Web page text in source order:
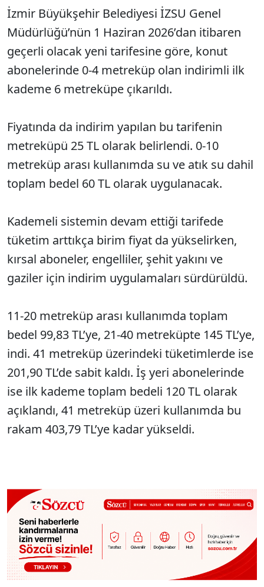
İzmir Büyükşehir Belediyesi İZSU Genel
Müdürlüğü’nün 1 Haziran 2026’dan itibaren
geçerli olacak yeni tarifesine göre, konut
abonelerinde 0-4 metreküp olan indirimli ilk
kademe 6 metreküpe çıkarıldı.
Fiyatında da indirim yapılan bu tarifenin
metreküpü 25 TL olarak belirlendi. 0-10
metreküp arası kullanımda su ve atık su dahil
toplam bedel 60 TL olarak uygulanacak.
Kademeli sistemin devam ettiği tarifede
tüketim arttıkça birim fiyat da yükselirken,
kırsal aboneler, engelliler, şehit yakını ve
gaziler için indirim uygulamaları sürdürüldü.
11-20 metreküp arası kullanımda toplam
bedel 99,83 TL’ye, 21-40 metreküpte 145 TL’ye,
indi. 41 metreküp üzerindeki tüketimlerde ise
201,90 TL’de sabit kaldı. İş yeri abonelerinde
ise ilk kademe toplam bedeli 120 TL olarak
açıklandı, 41 metreküp üzeri kullanımda bu
rakam 403,79 TL’ye kadar yükseldi.